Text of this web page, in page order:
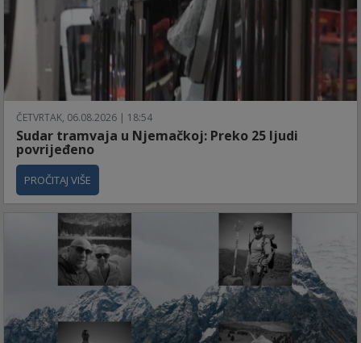
ČETVRTAK, 06.08.2026 | 18:54
Sudar tramvaja u Njemačkoj: Preko 25 ljudi
povrijeđeno
PROČITAJ VIŠE